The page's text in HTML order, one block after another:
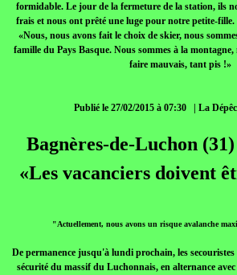
formidable. Le jour de la fermeture de la station, ils
frais et nous ont prêté une luge pour notre petite-fille.
«Nous, nous avons fait le choix de skier, nous
famille du Pays Basque. Nous sommes à la
faire mauvais, tant pis !»
Publié le 27/02/2015 à 07:30 | La
Bagnères-de-Luchon
«Les vacanciers doivent
"Actuellement, nous avons un risque avalanche
De permanence jusqu'à lundi prochain, les
sécurité du massif du Luchonnais, en alternance